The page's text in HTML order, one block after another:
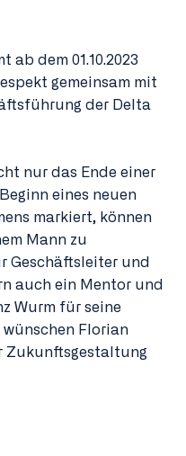
ab dem 01.10.2023
gemeinsam mit
der Delta
nur das Ende einer
eines neuen
markiert, können
Mann zu
Geschäftsleiter und
auch ein Mentor und
Wurm für seine
Florian
Zukunftsgestaltung